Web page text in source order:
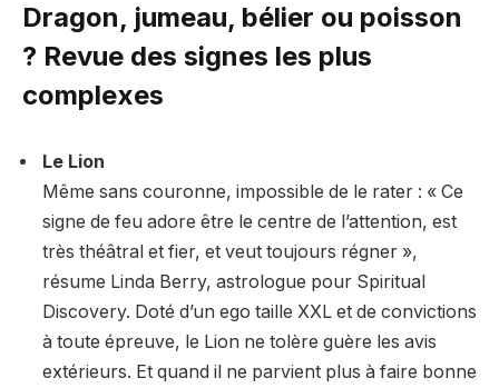
Dragon, jumeau, bélier ou poisson
? Revue des signes les plus
complexes
Le Lion
Même sans couronne, impossible de le rater : « Ce
signe de feu adore être le centre de l’attention, est
très théâtral et fier, et veut toujours régner »,
résume Linda Berry, astrologue pour Spiritual
Discovery. Doté d’un ego taille XXL et de convictions
à toute épreuve, le Lion ne tolère guère les avis
extérieurs. Et quand il ne parvient plus à faire bonne